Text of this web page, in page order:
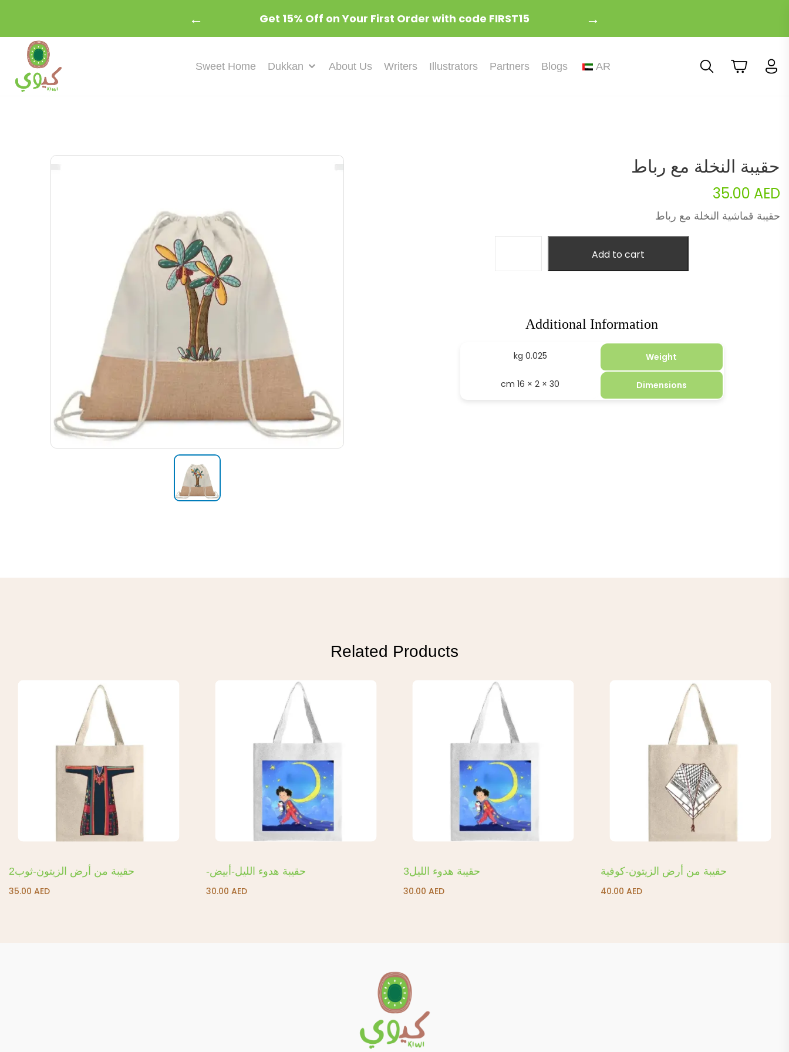
← Get 15% Off on Your First Order with code FIRST15 →
Sweet Home Dukkan About Us Writers Illustrators Partners Blogs AR
حقيبة النخلة مع رباط
35.00 AED
حقيبة قماشية النخلة مع رباط
Add to cart
Additional Information
Weight
0.025 kg
Dimensions
30 × 2 × 16 cm
Related Products
حقيبة من أرض الزيتون-ثوب2
35.00 AED
-حقيبة هدوء الليل-أبيض
30.00 AED
حقيبة هدوء الليل3
30.00 AED
حقيبة من أرض الزيتون-كوفية
40.00 AED